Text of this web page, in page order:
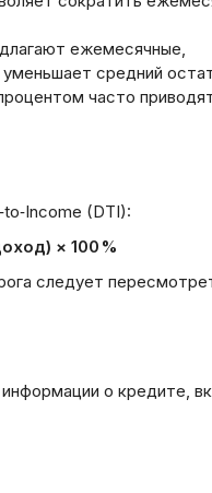
ежемесячные,
средний
часто
(DTI):
× 100 %
следует
о кредите,
Пример
ответ
“Текст
примере
title” без
write
write anything
title of the
возможно,